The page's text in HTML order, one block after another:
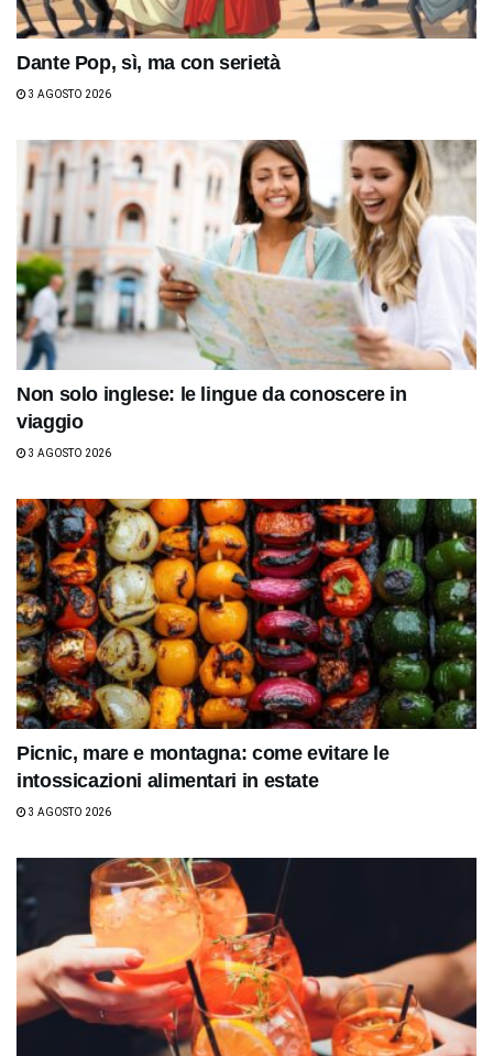
Dante Pop, sì, ma con serietà
3 AGOSTO 2026
Non solo inglese: le lingue da conoscere in
viaggio
3 AGOSTO 2026
Picnic, mare e montagna: come evitare le
intossicazioni alimentari in estate
3 AGOSTO 2026